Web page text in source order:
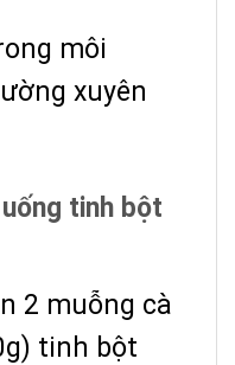
môi
xuyên
tinh bột
2 muỗng cà
tinh bột